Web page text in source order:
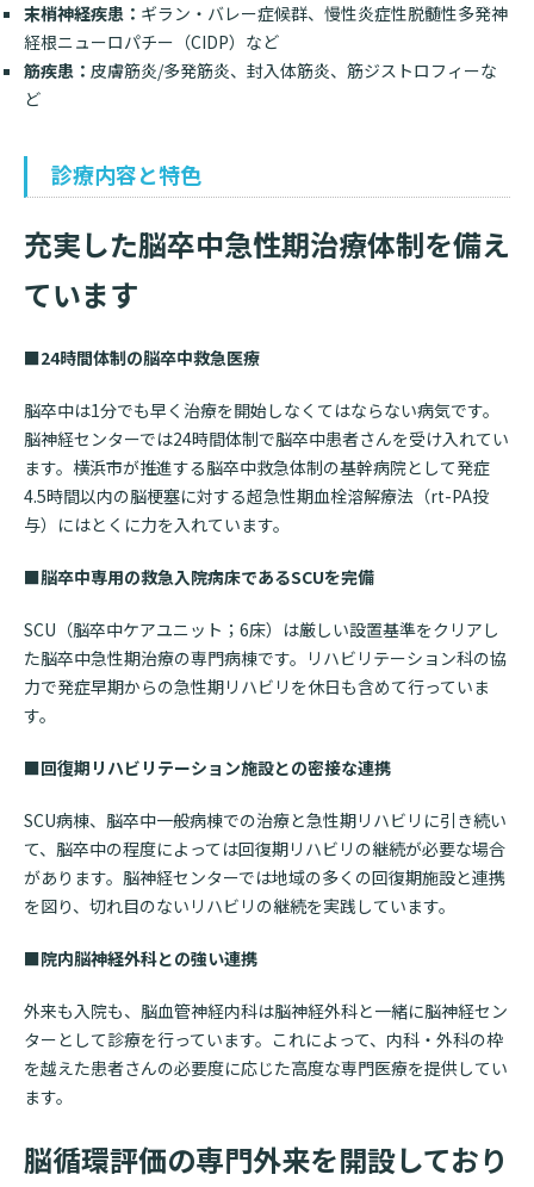
無料低額診療のご案内
東部病院の就労支援サービス
診療記録（カルテ）の開示について
よくあるご質問
取材の申し込み プライバシーポリシー
末梢神経疾患： ギラン・バレー症候群、慢性炎症性脱髄性多発神
経根ニューロパチー（CIDP）など
筋疾患： 皮膚筋炎/多発筋炎、封入体筋炎、筋ジストロフィーな
ど
診療内容と特色
充実した脳卒中急性期治療体制を備え
ています
■24時間体制の脳卒中救急医療
脳卒中は1分でも早く治療を開始しなくてはならない病気です。
脳神経センターでは24時間体制で脳卒中患者さんを受け入れてい
ます。横浜市が推進する脳卒中救急体制の基幹病院として発症
4.5時間以内の脳梗塞に対する超急性期血栓溶解療法（rt-PA投
与）にはとくに力を入れています。
■脳卒中専用の救急入院病床であるSCUを完備
SCU（脳卒中ケアユニット； 6床）は厳しい設置基準をクリアし
た脳卒中急性期治療の専門病棟です。リハビリテーション科の協
力で発症早期からの急性期リハビリを休日も含めて行っていま
す。
■回復期リハビリテーション施設との密接な連携
SCU病棟、脳卒中一般病棟での治療と急性期リハビリに引き続い
て、脳卒中の程度によっては回復期リハビリの継続が必要な場合
があります。脳神経センターでは地域の多くの回復期施設と連携
を図り、切れ目のないリハビリの継続を実践しています。
■院内脳神経外科との強い連携
外来も入院も、脳血管神経内科は脳神経外科と一緒に脳神経セン
ターとして診療を行っています。これによって、内科・外科の枠
を越えた患者さんの必要度に応じた高度な専門医療を提供してい
ます。
脳循環評価の専門外来を開設しており